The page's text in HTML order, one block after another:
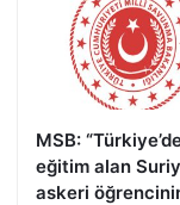
MSB:
eğitim alan
askeri